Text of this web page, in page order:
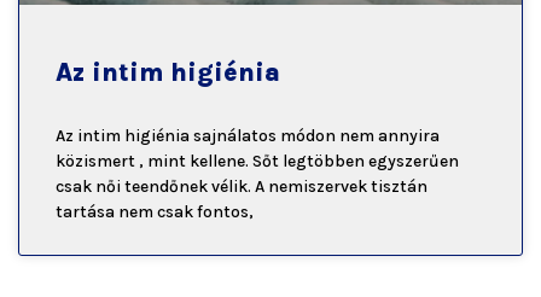
Az intim higiénia
Az intim higiénia sajnálatos módon nem annyira
közismert , mint kellene. Sőt legtöbben egyszerűen
csak női teendőnek vélik. A nemiszervek tisztán
tartása nem csak fontos,